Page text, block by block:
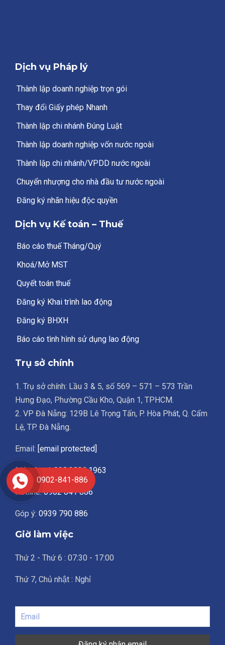
Dịch vụ Pháp lý
Thành lập doanh nghiệp trọn gói
Thay đổi Giấy phép Nhanh
Thành lập chi nhánh Đúng Luật
Thành lập doanh nghiệp vốn nước ngoài
Thành lập chi nhánh/VPDD nước ngoài
Chuyển nhượng cho nhà đầu tư nước ngoài
Đăng ký nhãn hiệu độc quyền
Dịch vụ Kế toán – Thuế
Báo cáo thuế Tháng/Quý
Khoá/Mở MST
Quyết toán thuế
Đăng ký Khai trình lao động
Đăng ký BHXH
Báo cáo tình hình sử dụng lao động
Trụ sở chính
1. Trụ sở chính: Lầu 3 & 5, số 569 – 571 – 573 Trần
Hưng Đạo, Phường Cầu Kho, Quận 1, TPHCM.
2. VP Đà Nẵng: 129B Lê Trọng Tấn, P. Hòa Phát, Q. Cẩm
Lệ, TP. Đà Nẵng.
Email: [email protected]
Điện thoại:028.3836.1963
Hotline:0902 841 886
Góp ý: 0939 790 886
Giờ làm việc
Thứ 2 - Thứ 6 : 07:30 - 17:00
Thứ 7, Chủ nhật : Nghỉ
0902-841-886